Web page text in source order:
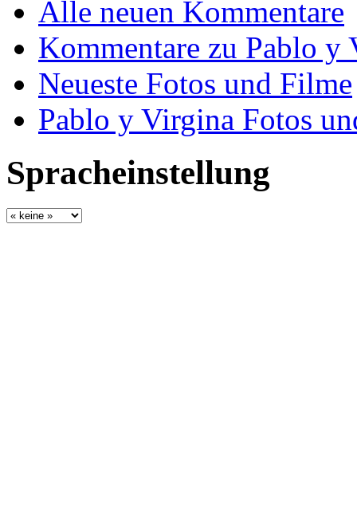
Alle neuen Kommentare
Kommentare zu Pablo y
Neueste Fotos und Filme
Pablo y Virgina Fotos
Spracheinstellung